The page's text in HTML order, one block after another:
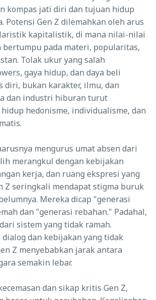
kompas jati diri dan tujuan hidup
Potensi Gen Z dilemahkan oleh arus
kapitalistik, di mana nilai-nilai
bertumpu pada materi, popularitas,
Tolak ukur yang salah
gaya hidup, dan daya beli
diri, bukan karakter, ilmu, dan
dan industri hiburan turut
hedonisme, individualisme, dan
mengurus umat absen dari
merangkul dengan kebijakan
kerja, dan ruang ekspresi yang
Z seringkali mendapat stigma buruk
Mereka dicap "generasi
dan "generasi rebahan." Padahal,
sistem yang tidak ramah.
dan kebijakan yang tidak
Z menyebabkan jarak antara
semakin lebar.
dan sikap kritis Gen Z,